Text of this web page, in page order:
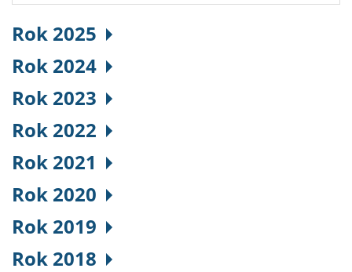
Rok 2025
Rok 2024
Rok 2023
Rok 2022
Rok 2021
Rok 2020
Rok 2019
Rok 2018